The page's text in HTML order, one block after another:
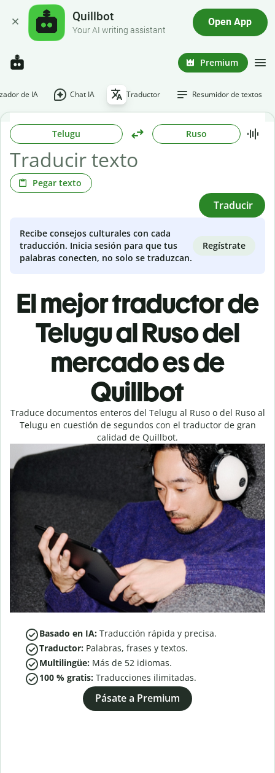
Quillbot
Your AI writing assistant
Open App
Premium
de IA Chat IA Traductor Resumidor de textos
Telugu Ruso
Pegar texto
Traducir
Recibe consejos culturales con cada
traducción. Inicia sesión para que tus
palabras conecten, no solo se traduzcan.
Regístrate
El mejor traductor de
Telugu al Ruso del
mercado es de
Quillbot
Traduce documentos enteros del Telugu al Ruso o del Ruso al
Telugu en cuestión de segundos con el traductor de gran
calidad de Quillbot.
Basado en IA: Traducción rápida y precisa.
Traductor: Palabras, frases y textos.
Multilingüe: Más de 52 idiomas.
100 % gratis: Traducciones ilimitadas.
Pásate a Premium